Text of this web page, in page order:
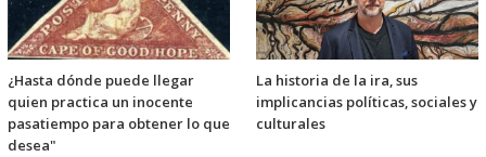
¿Hasta dónde puede llegar
quien practica un inocente
pasatiempo para obtener lo que
desea"
La historia de la ira, sus
implicancias políticas, sociales y
culturales